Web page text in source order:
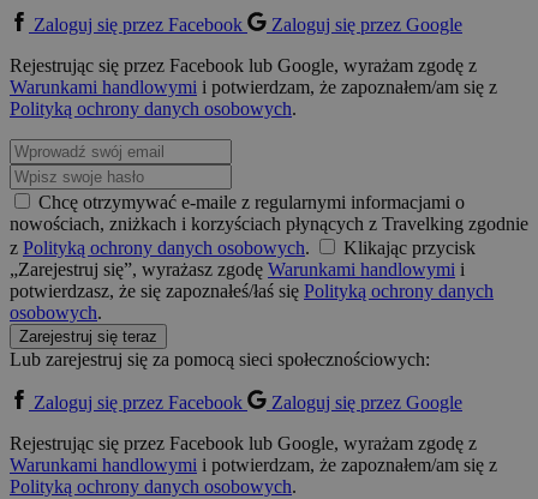
Zaloguj się przez Facebook
Zaloguj się przez Google
Rejestrując się przez Facebook lub Google, wyrażam zgodę z
Warunkami handlowymi i potwierdzam, że zapoznałem/am się z
Polityką ochrony danych osobowych.
Chcę otrzymywać e-maile z regularnymi informacjami o
nowościach, zniżkach i korzyściach płynących z Travelking zgodnie
z Polityką ochrony danych osobowych.
Klikając przycisk
„Zarejestruj się”, wyrażasz zgodę Warunkami handlowymi i
potwierdzasz, że się zapoznałeś/łaś się Polityką ochrony danych
osobowych.
Zarejestruj się teraz
Lub zarejestruj się za pomocą sieci społecznościowych:
Zaloguj się przez Facebook
Zaloguj się przez Google
Rejestrując się przez Facebook lub Google, wyrażam zgodę z
Warunkami handlowymi i potwierdzam, że zapoznałem/am się z
Polityką ochrony danych osobowych.